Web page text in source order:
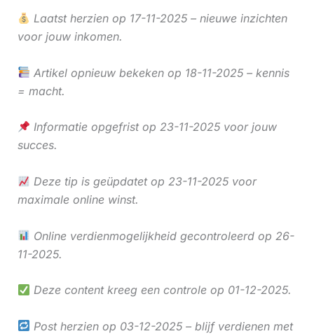
Laatst herzien op 17-11-2025 – nieuwe inzichten
voor jouw inkomen.
Artikel opnieuw bekeken op 18-11-2025 – kennis
= macht.
Informatie opgefrist op 23-11-2025 voor jouw
succes.
Deze tip is geüpdatet op 23-11-2025 voor
maximale online winst.
Online verdienmogelijkheid gecontroleerd op 26-
11-2025.
Deze content kreeg een controle op 01-12-2025.
Post herzien op 03-12-2025 – blijf verdienen met